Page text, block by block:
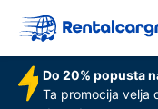
Do 20% popusta
Ta promocija velja